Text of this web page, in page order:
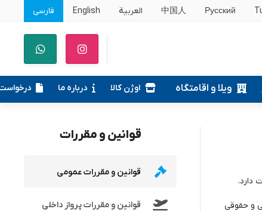
Русский
中国人 العربية English فارسی
ویلا و اقامتگاه اوژن کالا درباره ما
دارد.
و حقوقی
قوانین و مقررات
قوانین و مقررات عمومی
قوانین و مقررات پرواز داخلی